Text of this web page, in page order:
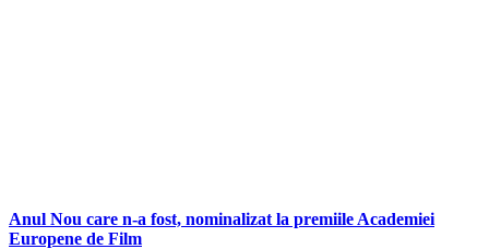
Anul Nou care n-a fost, nominalizat la premiile Academiei
Europene de Film